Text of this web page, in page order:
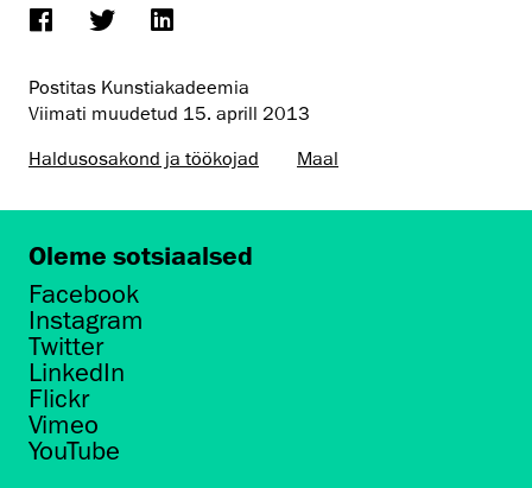
Postitas Kunstiakadeemia
Viimati muudetud 15. aprill 2013
Haldusosakond ja töökojad
Maal
Oleme sotsiaalsed
Facebook
Instagram
Twitter
LinkedIn
Flickr
Vimeo
YouTube